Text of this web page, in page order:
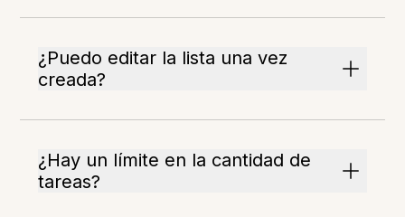
¿Puedo editar la lista una vez
creada?
¿Hay un límite en la cantidad de
tareas?